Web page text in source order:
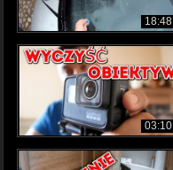
18:48
03:10